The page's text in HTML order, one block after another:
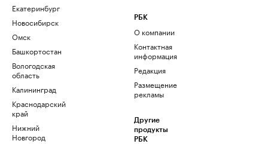
Екатеринбург
Новосибирск
Омск
Башкортостан
Вологодская
область
Калининград
Краснодарский
край
Нижний
Новгород
РБК
О компании
Контактная
информация
Редакция
Размещение
рекламы
Другие
продукты
РБК